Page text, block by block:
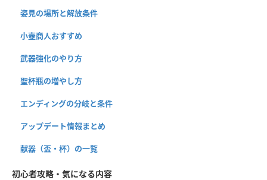
姿見の場所と解放条件
小壺商人おすすめ
武器強化のやり方
聖杯瓶の増やし方
エンディングの分岐と条件
アップデート情報まとめ
献器（盃・杯）の一覧
初心者攻略・気になる内容